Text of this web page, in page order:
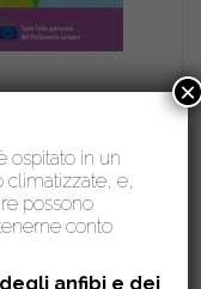
ospitato in un
climatizzate, e,
possono
conto
anfibi e dei
×